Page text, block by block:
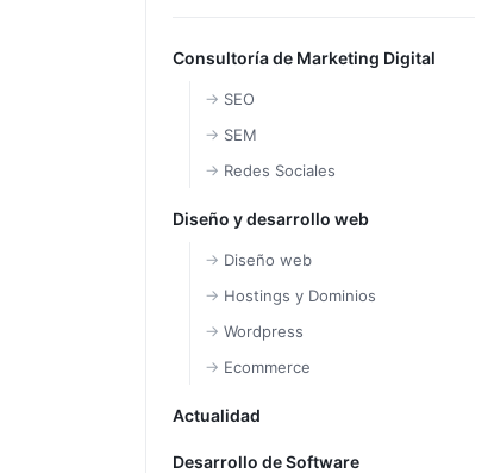
Consultoría de Marketing Digital
SEO
SEM
Redes Sociales
Diseño y desarrollo web
Diseño web
Hostings y Dominios
Wordpress
Ecommerce
Actualidad
Desarrollo de Software